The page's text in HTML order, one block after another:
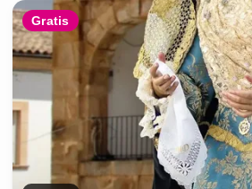
Gratis